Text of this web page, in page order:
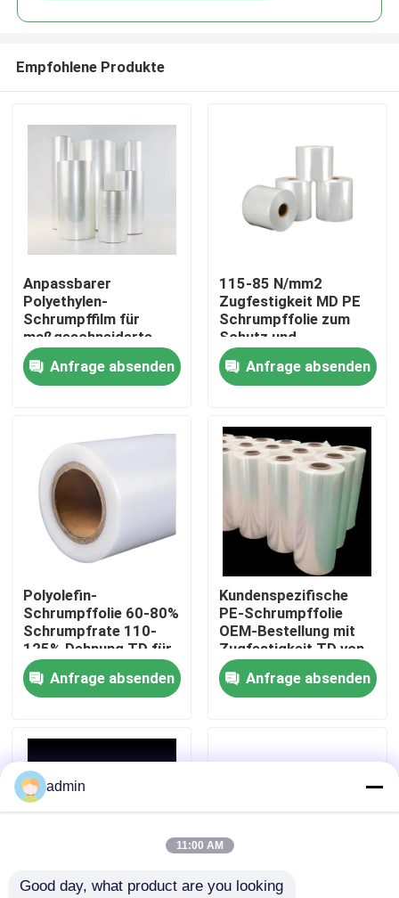
Startseite
Produkte
Videos
Über uns
Fabrik Tour
Qualitätskontrolle
PE-Schrumpffolie
PVC-Psychiatersverpackungsfilm
Empfohlene Produkte
Anpassbarer
Polyethylen-
Schrumpffilm für
maßgeschneiderte
Schrumpfverpackungslösungen
Anfrage absenden
115-85 N/mm2
Zugfestigkeit MD PE
Schrumpffolie zum
Schutz und
Verpackung von
Schrumpfpistolen
Anfrage absenden
Polyolefin-
Schrumpffolie 60-80%
Schrumpfrate 110-
125% Dehnung TD für
haltbare
Verpackungen
Anfrage absenden
Kundenspezifische
PE-Schrumpffolie
OEM-Bestellung mit
Zugfestigkeit TD von
110-80 N/mm2 und
Druckoption
Anfrage absenden
admin
11:00 AM
Good day, what product are you looking